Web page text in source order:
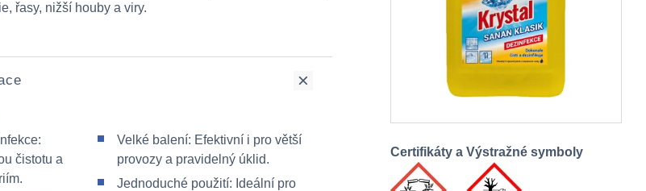
řasy, nižší houby a viry.
čistotu a
Velké balení: Efektivní i pro větší
provozy a pravidelný úklid.
Jednoduché použití: Ideální pro
Certifikáty a Výstražné symboly